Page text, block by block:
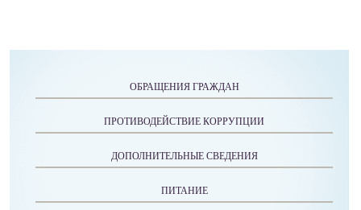
ОБРАЩЕНИЯ ГРАЖДАН
ПРОТИВОДЕЙСТВИЕ КОРРУПЦИИ
ДОПОЛНИТЕЛЬНЫЕ СВЕДЕНИЯ
ПИТАНИЕ